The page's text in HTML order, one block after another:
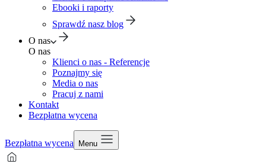
Ebooki i raporty
Sprawdź nasz blog
O nas
O nas
Klienci o nas - Referencje
Poznajmy się
Media o nas
Pracuj z nami
Kontakt
Bezpłatna wycena
Bezpłatna wycena Menu